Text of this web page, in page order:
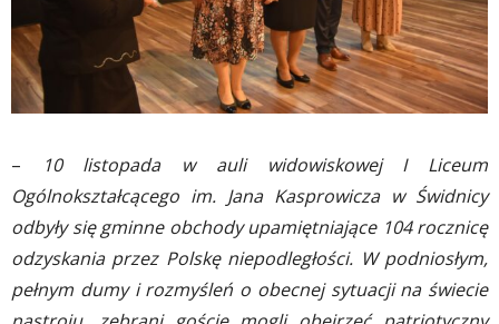
–
10 listopada w auli widowiskowej I Liceum
Ogólnokształcącego im. Jana Kasprowicza w Świdnicy
odbyły się gminne obchody upamiętniające 104 rocznicę
odzyskania przez Polskę niepodległości. W podniosłym,
pełnym dumy i rozmyśleń o obecnej sytuacji na świecie